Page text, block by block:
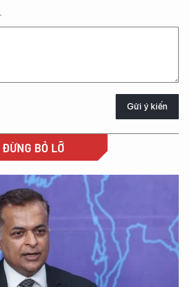
Gửi ý kiến
ĐỪNG BỎ LỠ